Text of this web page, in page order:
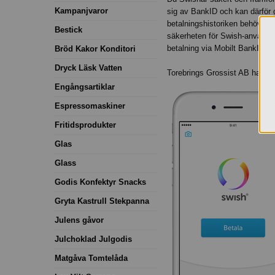
Kampanjvaror
Bestick
Bröd Kakor Konditori
Dryck Läsk Vatten
Engångsartiklar
Espressomaskiner
Fritidsprodukter
Glas
Glass
Godis Konfektyr Snacks
Gryta Kastrull Stekpanna
Julens gåvor
Julchoklad Julgodis
Matgåva Tomtelåda
sig av BankID och kan därför
betalningshistoriken behöver
säkerheten för Swish-
betalning via Mobilt BankId.
Torebrings Grossist AB